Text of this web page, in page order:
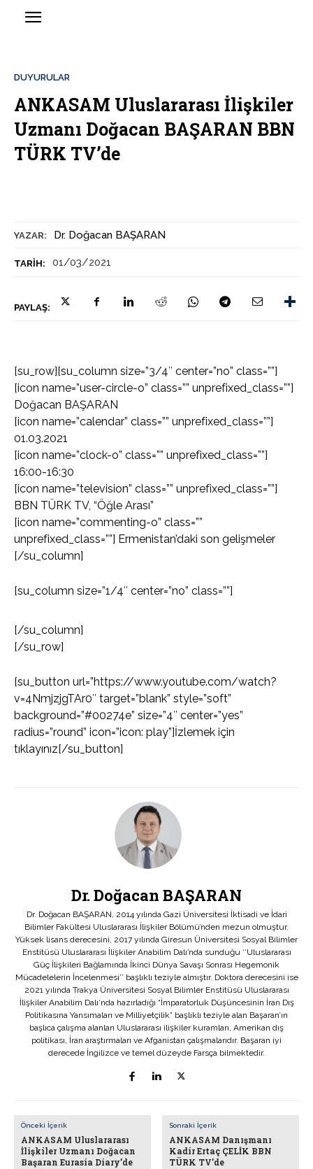
YAZAR: Dr. Doğacan BAŞARAN
TARIH: 01/03/2021
PAYLAŞ:
DUYURULAR
ANKASAM Uluslararası İlişkiler
Uzmanı Doğacan BAŞARAN BBN
TÜRK TV’de
[su_row][su_column size=”3/4″ center=”no” class=””]
[icon name=”user-circle-o” class=”” unprefixed_class=””]
Doğacan BAŞARAN
[icon name=”calendar” class=”” unprefixed_class=””]
01.03.2021
[icon name=”clock-o” class=”” unprefixed_class=””]
16:00-16:30
[icon name=”television” class=”” unprefixed_class=””]
BBN TÜRK TV, “Öğle Arası”
[icon name=”commenting-o” class=””
unprefixed_class=””] Ermenistan’daki son gelişmeler
[/su_column]
[su_column size=”1/4″ center=”no” class=””]
[/su_column]
[/su_row]
[su_button url=”https://www.youtube.com/watch?
v=4NmjzjgTAr0″ target=”blank” style=”soft”
background=”#00274e” size=”4″ center=”yes”
radius=”round” icon=”icon: play”]İzlemek için
tıklayınız[/su_button]
Dr. Doğacan BAŞARAN
Dr. Doğacan BAŞARAN, 2014 yılında Gazi Üniversitesi İktisadi ve İdari
Bilimler Fakültesi Uluslararası İlişkiler Bölümü’nden mezun olmuştur.
Yüksek lisans derecesini, 2017 yılında Giresun Üniversitesi Sosyal Bilimler
Enstitüsü Uluslararası İlişkiler Anabilim Dalı’nda sunduğu ‘’Uluslararası
Güç İlişkileri Bağlamında İkinci Dünya Savaşı Sonrası Hegemonik
Mücadelelerin İncelenmesi’’ başlıklı teziyle almıştır. Doktora derecesini ise
2021 yılında Trakya Üniversitesi Sosyal Bilimler Enstitüsü Uluslararası
İlişkiler Anabilim Dalı‘nda hazırladığı “İmparatorluk Düşüncesinin İran Dış
Politikasına Yansımaları ve Milliyetçilik” başlıklı teziyle alan Başaran’ın
başlıca çalışma alanları Uluslararası ilişkiler kuramları, Amerikan dış
politikası, İran araştırmaları ve Afganistan çalışmalarıdır. Başaran iyi
derecede İngilizce ve temel düzeyde Farsça bilmektedir.
Önceki İçerik
ANKASAM Uluslararası
İlişkiler Uzmanı Doğacan
Başaran Eurasia Diary’de
Sonraki İçerik
ANKASAM Danışmanı
Kadir Ertaç ÇELİK BBN
TÜRK TV’de